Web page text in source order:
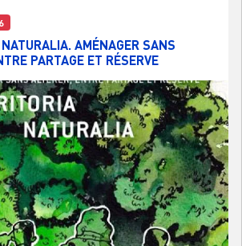
AMÉNAGER SANS
PARTAGE ET RÉSERVE